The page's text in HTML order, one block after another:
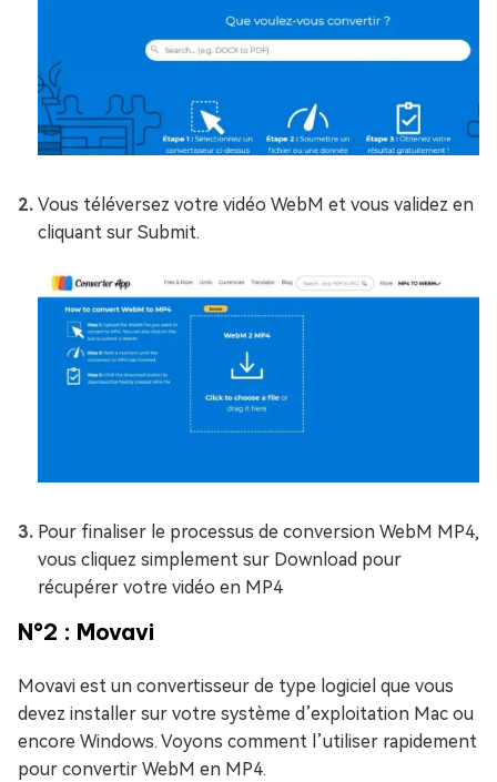
Vous téléversez votre vidéo WebM et vous validez en
cliquant sur Submit.
Pour finaliser le processus de conversion WebM MP4,
vous cliquez simplement sur Download pour
récupérer votre vidéo en MP4
N°2 : Movavi
Movavi est un convertisseur de type logiciel que vous
devez installer sur votre système d’exploitation Mac ou
encore Windows. Voyons comment l’utiliser rapidement
pour convertir WebM en MP4.